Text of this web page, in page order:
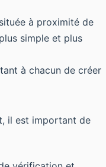
à proximité de
simple et plus
à chacun de créer
il est important de